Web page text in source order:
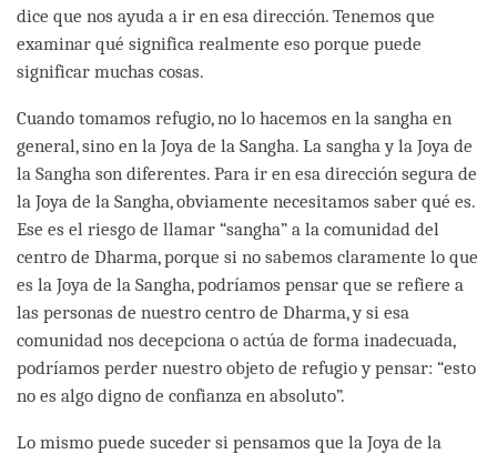
dice que nos ayuda a ir en esa dirección. Tenemos que
examinar qué significa realmente eso porque puede
significar muchas cosas.
Cuando tomamos refugio, no lo hacemos en la sangha en
general, sino en la Joya de la Sangha. La sangha y la Joya de
la Sangha son diferentes. Para ir en esa dirección segura de
la Joya de la Sangha, obviamente necesitamos saber qué es.
Ese es el riesgo de llamar “sangha” a la comunidad del
centro de Dharma, porque si no sabemos claramente lo que
es la Joya de la Sangha, podríamos pensar que se refiere a
las personas de nuestro centro de Dharma, y si esa
comunidad nos decepciona o actúa de forma inadecuada,
podríamos perder nuestro objeto de refugio y pensar: “esto
no es algo digno de confianza en absoluto”.
Lo mismo puede suceder si pensamos que la Joya de la